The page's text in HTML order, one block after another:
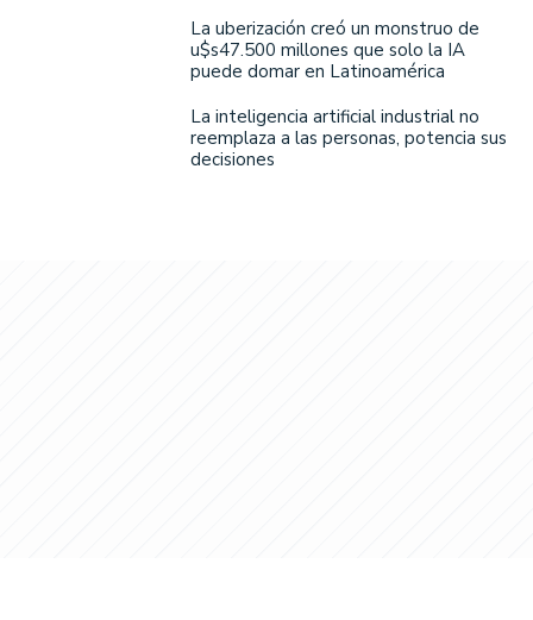
La uberización creó un monstruo de
u$s47.500 millones que solo la IA
puede domar en Latinoamérica
La inteligencia artificial industrial no
reemplaza a las personas, potencia sus
decisiones